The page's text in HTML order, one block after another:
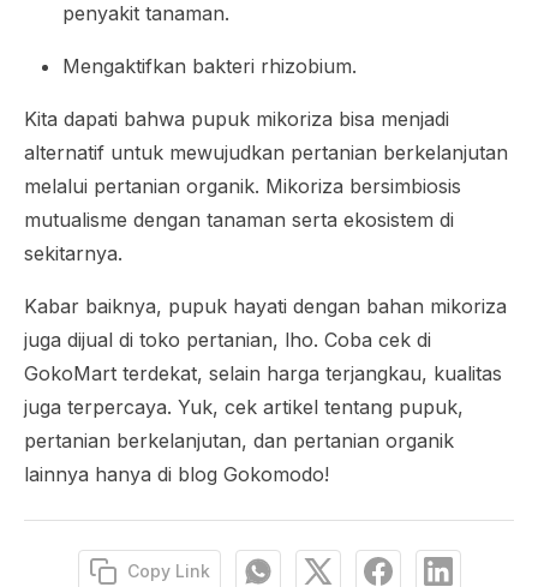
penyakit tanaman.
Mengaktifkan bakteri rhizobium.
Kita dapati bahwa pupuk mikoriza bisa menjadi
alternatif untuk mewujudkan pertanian berkelanjutan
melalui pertanian organik. Mikoriza bersimbiosis
mutualisme dengan tanaman serta ekosistem di
sekitarnya.
Kabar baiknya, pupuk hayati dengan bahan mikoriza
juga dijual di toko pertanian, lho. Coba cek di
GokoMart terdekat, selain harga terjangkau, kualitas
juga terpercaya. Yuk, cek artikel tentang pupuk,
pertanian berkelanjutan, dan pertanian organik
lainnya hanya di blog Gokomodo!
Copy Link